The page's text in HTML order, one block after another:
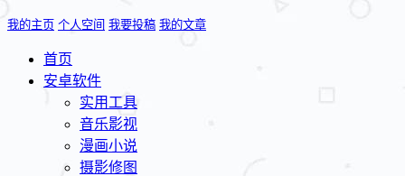
我的主页 个人空间 我要投稿 我的文章
首页
安卓软件
实用工具
音乐影视
漫画小说
摄影修图